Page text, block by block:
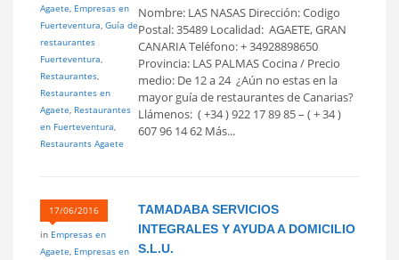
Agaete, Empresas en
Fuerteventura, Guía de
restaurantes
Fuerteventura,
Restaurantes,
Restaurantes en
Agaete, Restaurantes
en Fuerteventura,
Restaurants Agaete
Nombre: LAS NASAS Dirección: Codigo
Postal: 35489 Localidad: AGAETE, GRAN
CANARIA Teléfono: + 34928898650
Provincia: LAS PALMAS Cocina / Precio
medio: De 12 a 24  ¿Aún no estas en la
mayor guía de restaurantes de Canarias?
Llámenos: ( +34 ) 922 17 89 85 – ( + 34 )
607 96 14 62 Más...
17/06/2016
in Empresas en
Agaete, Empresas en
TAMADABA SERVICIOS
INTEGRALES Y AYUDA A DOMICILIO
S.L.U.